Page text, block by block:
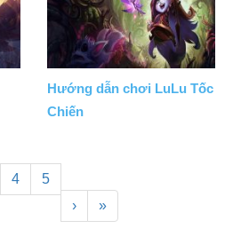
Hướng dẫn chơi LuLu Tốc
Chiến
4
5
›
»